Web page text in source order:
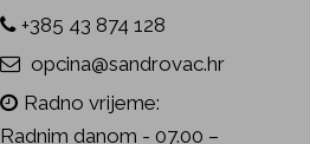
+385 43 874 128
opcina@sandrovac.hr
Radno vrijeme:
Radnim danom - 07.00 –